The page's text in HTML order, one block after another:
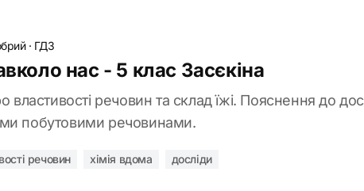
· ГДЗ
нас - 5 клас Засєкіна
властивості речовин та склад їжі. Пояснення до
побутовими речовинами.
речовин хімія вдома досліди